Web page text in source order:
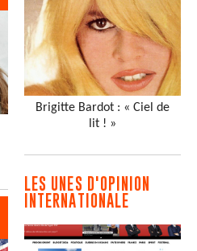
Brigitte Bardot : « Ciel de
lit ! »
LES UNES D'OPINION
INTERNATIONALE